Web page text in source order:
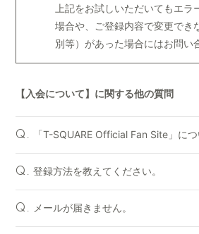
上記をお試しいただいてもエラ
場合や、ご登録内容で変更でき
別等）があった場合にはお問い
【入会について】に関する他の質問
Q. 「T-SQUARE Official Fan Site」につ
Q. 登録方法を教えてください。
Q. メールが届きません。